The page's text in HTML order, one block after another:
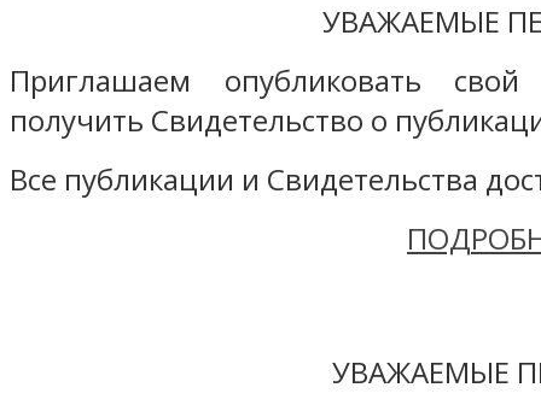
УВАЖАЕМЫЕ
Приглашаем опубликовать
получить Свидетельство о
Все публикации и Свидетельства
УВАЖАЕМЫЕ